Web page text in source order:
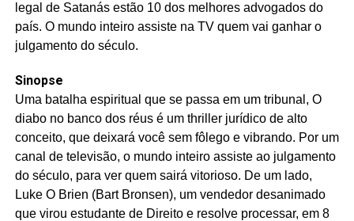
legal de Satanás estão 10 dos melhores advogados do
país. O mundo inteiro assiste na TV quem vai ganhar o
julgamento do século.
Sinopse
Uma batalha espiritual que se passa em um tribunal, O
diabo no banco dos réus é um thriller jurídico de alto
conceito, que deixará você sem fôlego e vibrando. Por um
canal de televisão, o mundo inteiro assiste ao julgamento
do século, para ver quem sairá vitorioso. De um lado,
Luke O Brien (Bart Bronsen), um vendedor desanimado
que virou estudante de Direito e resolve processar, em 8